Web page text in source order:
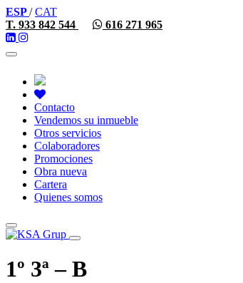
ESP/CAT
T. 933 842 544
616 271 965
Toggle
Contacto
Vendemos su inmueble
Otros servicios
Colaboradores
Promociones
Obra nueva
Cartera
Quienes somos
Toggle
navigation
1º 3ª – B